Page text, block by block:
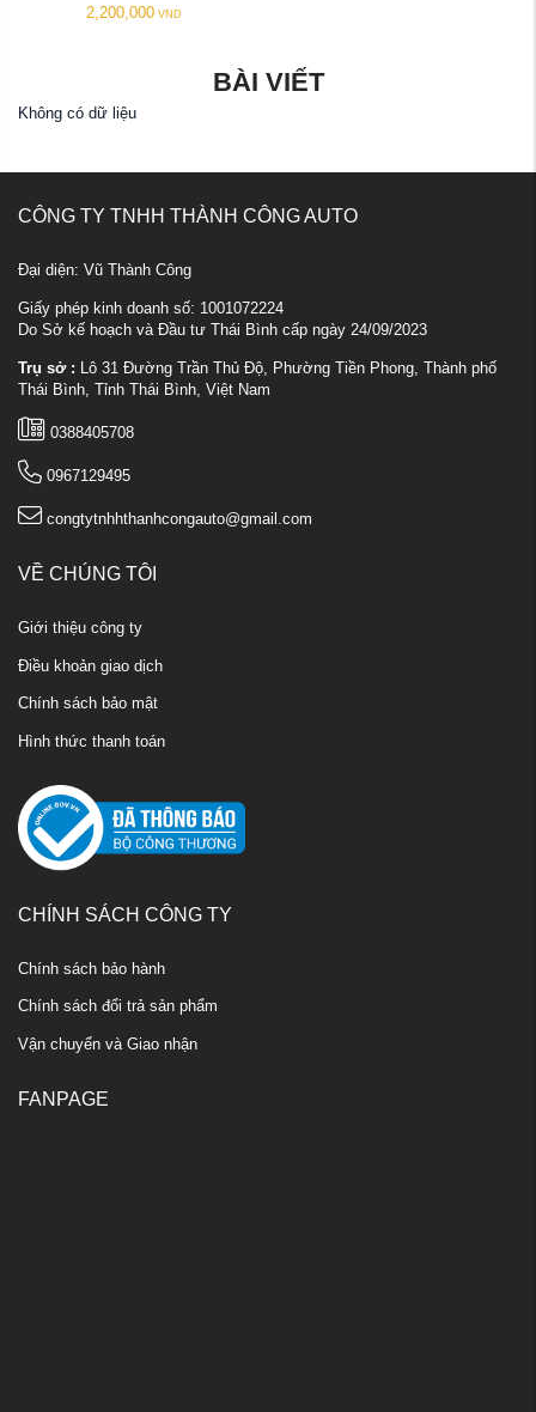
2,200,000 VND
BÀI VIẾT
Không có dữ liệu
CÔNG TY TNHH THÀNH CÔNG AUTO
Đại diện: Vũ Thành Công
Giấy phép kinh doanh số: 1001072224
Do Sở kế hoạch và Đầu tư Thái Bình cấp ngày 24/09/2023
Trụ sở : Lô 31 Đường Trần Thủ Độ, Phường Tiền Phong, Thành phố
Thái Bình, Tỉnh Thái Bình, Việt Nam
0388405708
0967129495
congtytnhhthanhcongauto@gmail.com
VỀ CHÚNG TÔI
Giới thiệu công ty
Điều khoản giao dịch
Chính sách bảo mật
Hình thức thanh toán
CHÍNH SÁCH CÔNG TY
Chính sách bảo hành
Chính sách đổi trả sản phẩm
Vận chuyển và Giao nhận
FANPAGE